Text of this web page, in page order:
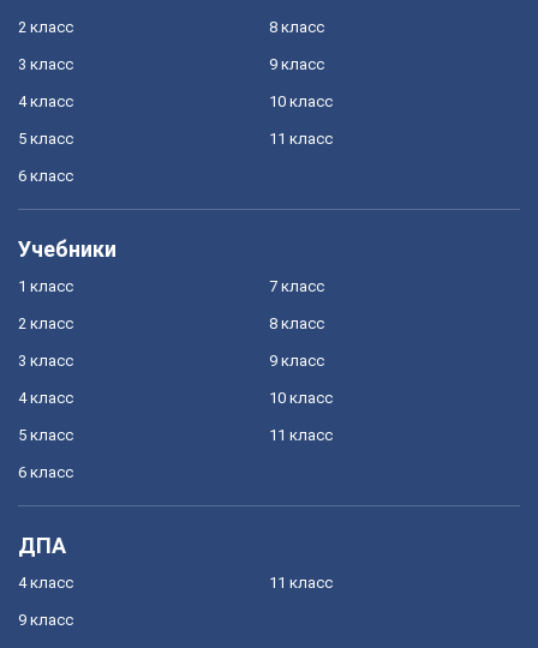
2 класс
3 класс
4 класс
5 класс
6 класс
8 класс
9 класс
10 класс
11 класс
Учебники
1 класс
2 класс
3 класс
4 класс
5 класс
6 класс
7 класс
8 класс
9 класс
10 класс
11 класс
ДПА
4 класс
9 класс
11 класс